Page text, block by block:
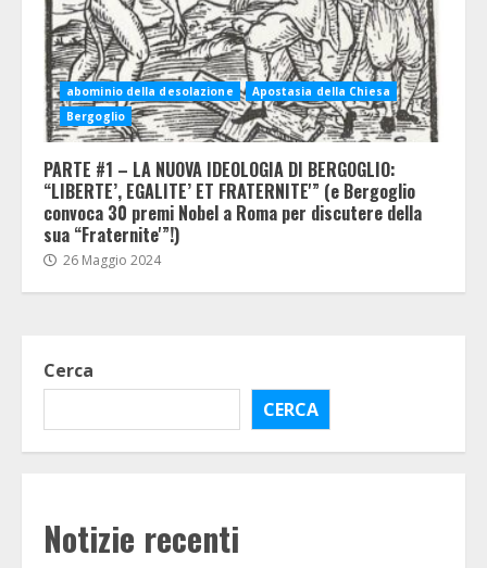
abominio della desolazione
Apostasia della Chiesa
Bergoglio
PARTE #1 – LA NUOVA IDEOLOGIA DI BERGOGLIO:
“LIBERTE’, EGALITE’ ET FRATERNITE'” (e Bergoglio
convoca 30 premi Nobel a Roma per discutere della
sua “Fraternite'”!)
26 Maggio 2024
Cerca
CERCA
Notizie recenti